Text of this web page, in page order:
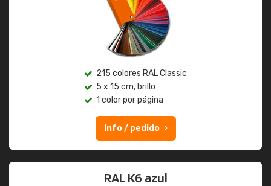
215 colores RAL Classic
5 x 15 cm, brillo
1 color por página
Info / pedido
RAL K6 azul